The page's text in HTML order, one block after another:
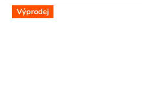
Výprodej